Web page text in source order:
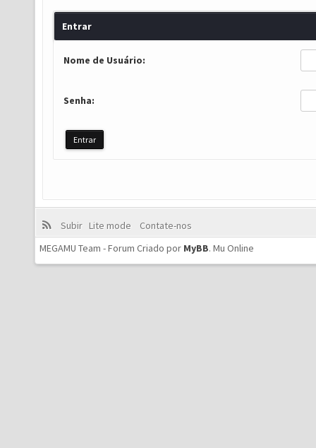
Entrar
Nome de Usuário:
Senha:
Subir Lite mode
Contate-nos
MEGAMU Team - Forum Criado por MyBB. Mu Online